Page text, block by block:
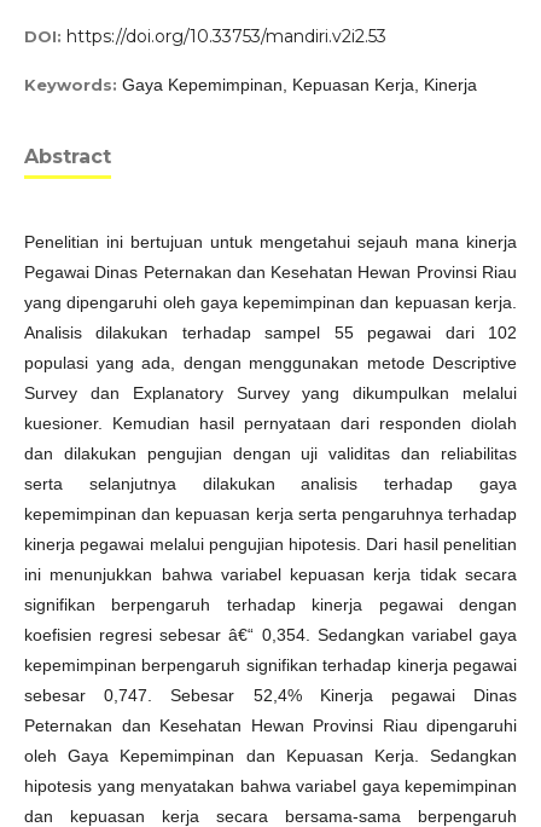
DOI: https://doi.org/10.33753/mandiri.v2i2.53
Keywords: Gaya Kepemimpinan, Kepuasan Kerja, Kinerja
Abstract
Penelitian ini bertujuan untuk mengetahui sejauh mana kinerja
Pegawai Dinas Peternakan dan Kesehatan Hewan Provinsi Riau
yang dipengaruhi oleh gaya kepemimpinan dan kepuasan kerja.
Analisis dilakukan terhadap sampel 55 pegawai dari 102
populasi yang ada, dengan menggunakan metode Descriptive
Survey dan Explanatory Survey yang dikumpulkan melalui
kuesioner. Kemudian hasil pernyataan dari responden diolah
dan dilakukan pengujian dengan uji validitas dan reliabilitas
serta selanjutnya dilakukan analisis terhadap gaya
kepemimpinan dan kepuasan kerja serta pengaruhnya terhadap
kinerja pegawai melalui pengujian hipotesis. Dari hasil penelitian
ini menunjukkan bahwa variabel kepuasan kerja tidak secara
signifikan berpengaruh terhadap kinerja pegawai dengan
koefisien regresi sebesar â€“ 0,354. Sedangkan variabel gaya
kepemimpinan berpengaruh signifikan terhadap kinerja pegawai
sebesar 0,747. Sebesar 52,4% Kinerja pegawai Dinas
Peternakan dan Kesehatan Hewan Provinsi Riau dipengaruhi
oleh Gaya Kepemimpinan dan Kepuasan Kerja. Sedangkan
hipotesis yang menyatakan bahwa variabel gaya kepemimpinan
dan kepuasan kerja secara bersama-sama berpengaruh